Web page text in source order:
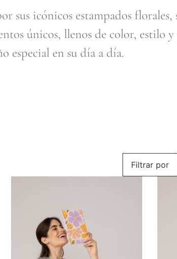
sus icónicos estampados
únicos, llenos de color, estilo
especial en su día a día.
Filtrar por